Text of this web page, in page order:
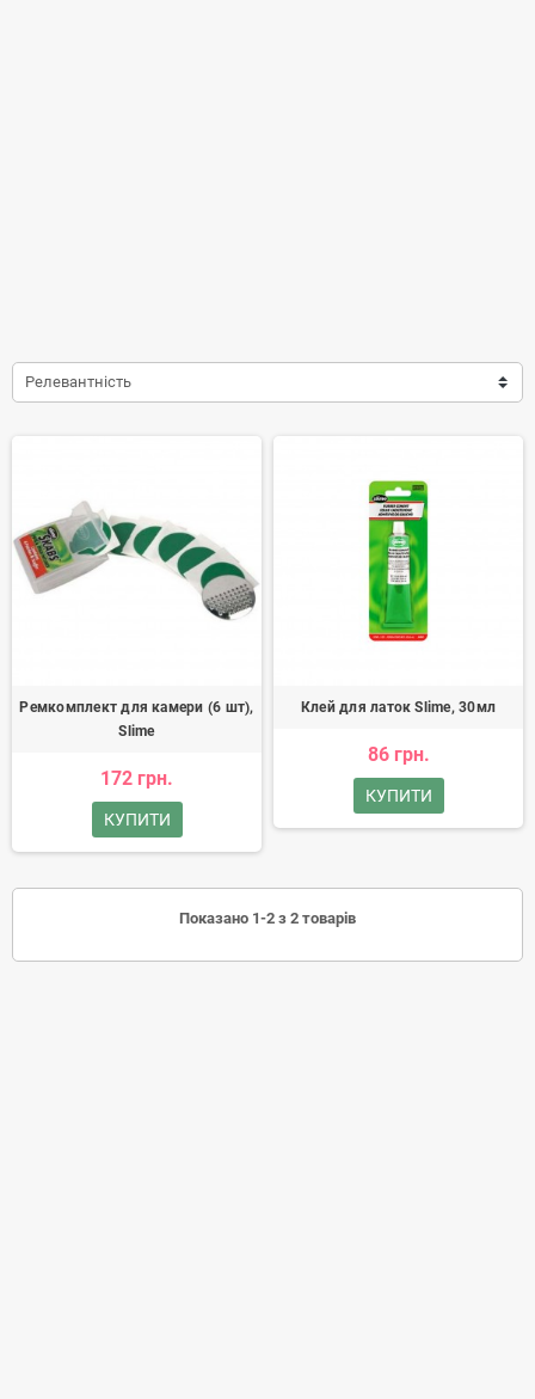
Релевантність
Ремкомплект для камери (6 шт),
Slime
172 грн.
КУПИТИ
Клей для латок Slime, 30мл
86 грн.
КУПИТИ
Показано 1-2 з 2 товарів